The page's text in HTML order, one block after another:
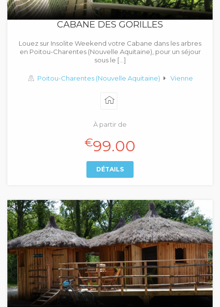
CABANE DES GORILLES
Louez sur Insolite Weekend votre Cabane dans les arbres
en Poitou-Charentes (Nouvelle Aquitaine), pour un séjour
sous le […]
Poitou-Charentes (Nouvelle Aquitaine) Vienne
À partir de
€99.00
DÉTAILS